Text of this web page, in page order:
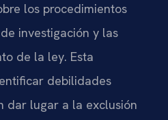
los procedimientos
investigación y las
de la ley. Esta
debilidades
dar lugar a la exclusión